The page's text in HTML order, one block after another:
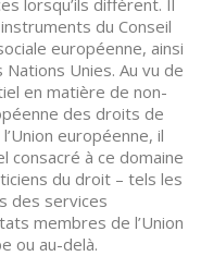
lorsqu’ils diffèrent. Il
du Conseil
européenne, ainsi
Unies. Au vu de
en matière de non-
des droits de
européenne, il
consacré à ce domaine
du droit – tels les
des services
membres de l’Union
ou au-delà.